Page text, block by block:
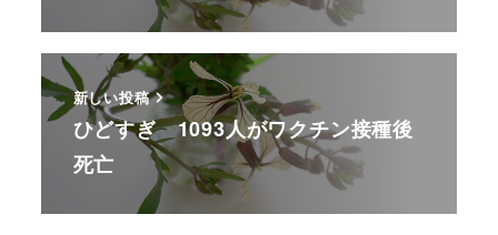
新しい投稿
ひどすぎ 1093人がワクチン接種後
死亡